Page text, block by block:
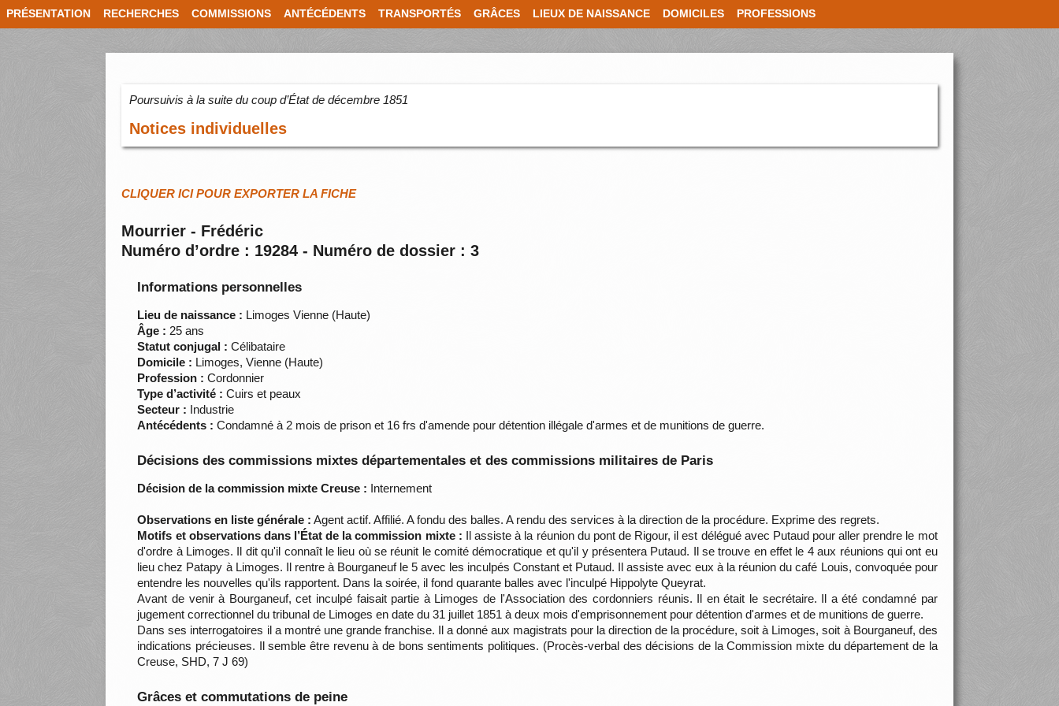
PRÉSENTATION RECHERCHES COMMISSIONS ANTÉCÉDENTS TRANSPORTÉS GRÂCES LIEUX DE NAISSANCE DOMICILES PROFESSIONS
Poursuivis à la suite du coup d’État de décembre 1851
Notices individuelles
CLIQUER ICI POUR EXPORTER LA FICHE
Mourrier - Frédéric
Numéro d’ordre : 19284 - Numéro de dossier : 3
Informations personnelles
Lieu de naissance : Limoges Vienne (Haute)
Âge : 25 ans
Statut conjugal : Célibataire
Domicile : Limoges, Vienne (Haute)
Profession : Cordonnier
Type d’activité : Cuirs et peaux
Secteur : Industrie
Antécédents : Condamné à 2 mois de prison et 16 frs d'amende pour détention illégale d'armes et de munitions de guerre.
Décisions des commissions mixtes départementales et des commissions militaires de Paris
Décision de la commission mixte Creuse : Internement
Observations en liste générale : Agent actif. Affilié. A fondu des balles. A rendu des services à la direction de la procédure. Exprime des regrets.
Motifs et observations dans l’État de la commission mixte : Il assiste à la réunion du pont de Rigour, il est délégué avec Putaud pour aller prendre le mot
d'ordre à Limoges. Il dit qu'il connaît le lieu où se réunit le comité démocratique et qu'il y présentera Putaud. Il se trouve en effet le 4 aux réunions qui ont eu
lieu chez Patapy à Limoges. Il rentre à Bourganeuf le 5 avec les inculpés Constant et Putaud. Il assiste avec eux à la réunion du café Louis, convoquée pour
entendre les nouvelles qu'ils rapportent. Dans la soirée, il fond quarante balles avec l'inculpé Hippolyte Queyrat.
Avant de venir à Bourganeuf, cet inculpé faisait partie à Limoges de l'Association des cordonniers réunis. Il en était le secrétaire. Il a été condamné par
jugement correctionnel du tribunal de Limoges en date du 31 juillet 1851 à deux mois d'emprisonnement pour détention d'armes et de munitions de guerre.
Dans ses interrogatoires il a montré une grande franchise. Il a donné aux magistrats pour la direction de la procédure, soit à Limoges, soit à Bourganeuf, des
indications précieuses. Il semble être revenu à de bons sentiments politiques. (Procès-verbal des décisions de la Commission mixte du département de la
Creuse, SHD, 7 J 69)
Grâces et commutations de peine